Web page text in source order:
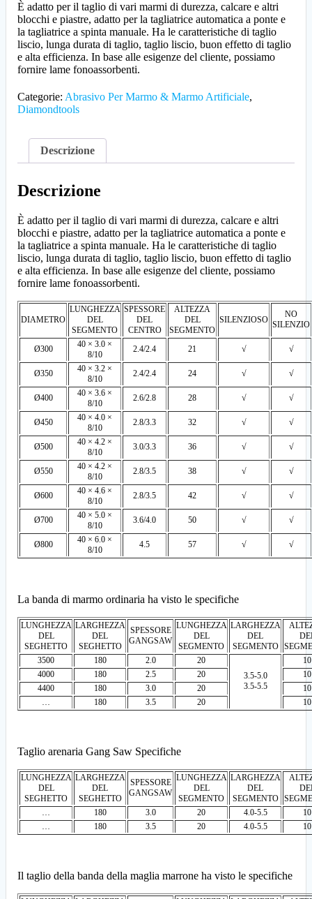
È adatto per il taglio di vari marmi di durezza, calcare e altri
blocchi e piastre, adatto per la tagliatrice automatica a ponte e
la tagliatrice a spinta manuale. Ha le caratteristiche di taglio
liscio, lunga durata di taglio, taglio liscio, buon effetto di taglio
e alta efficienza. In base alle esigenze del cliente, possiamo
fornire lame fonoassorbenti.
Categorie: Abrasivo Per Marmo & Marmo Artificiale,
Diamondtools
Descrizione
Descrizione
È adatto per il taglio di vari marmi di durezza, calcare e altri
blocchi e piastre, adatto per la tagliatrice automatica a ponte e
la tagliatrice a spinta manuale. Ha le caratteristiche di taglio
liscio, lunga durata di taglio, taglio liscio, buon effetto di taglio
e alta efficienza. In base alle esigenze del cliente, possiamo
fornire lame fonoassorbenti.
DIAMETRO
LUNGHEZZA
DEL
SEGMENTO
SPESSORE
DEL
CENTRO
ALTEZZA
DEL
SEGMENTO
SILENZIOSO
NO
SILENZIO
Ø300
40 × 3.0 ×
8/10
2.4/2.4 21 √ √
Ø350
40 × 3.2 ×
8/10
2.4/2.4 24 √ √
Ø400
40 × 3.6 ×
8/10
2.6/2.8 28 √ √
Ø450
40 × 4.0 ×
8/10
2.8/3.3 32 √ √
Ø500
40 × 4.2 ×
8/10
3.0/3.3 36 √ √
Ø550
40 × 4.2 ×
8/10
2.8/3.5 38 √ √
Ø600
40 × 4.6 ×
8/10
2.8/3.5 42 √ √
Ø700
40 × 5.0 ×
8/10
3.6/4.0 50 √ √
Ø800
40 × 6.0 ×
8/10
4.5 57 √ √
La banda di marmo ordinaria ha visto le specifiche
LUNGHEZZA
DEL
SEGHETTO
LARGHEZZA
DEL
SEGHETTO
SPESSORE
GANGSAW
LUNGHEZZA
DEL
SEGMENTO
LARGHEZZA
DEL
SEGMENTO
3500
180 2.0
20
3.5-5.0
3.5-5.5
10
4000
180 2.5 20
10
4400
180 3.0 20
10
180 3.5 20 10
Taglio arenaria Gang Saw Specifiche
LUNGHEZZA
DEL
SEGHETTO
LARGHEZZA
DEL
SEGHETTO
SPESSORE
GANGSAW
LUNGHEZZA
DEL
SEGMENTO
LARGHEZZA
DEL
SEGMENTO
180 3.0 20 4.0-5.5
10
180 3.5 20 4.0-5.5 10
Il taglio della banda della maglia marrone ha visto le specifiche